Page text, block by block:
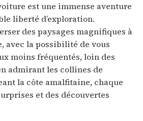
est une immense aventure
liberté d’exploration.
des paysages magnifiques à
avec la possibilité de vous
moins fréquentés, loin des
admirant les collines de
la côte amalfitaine, chaque
et des découvertes